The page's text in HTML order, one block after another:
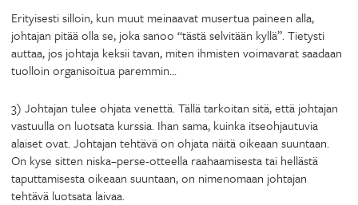
Erityisesti silloin, kun muut meinaavat musertua paineen alla,
johtajan pitää olla se, joka sanoo “tästä selvitään kyllä”. Tietysti
auttaa, jos johtaja keksii tavan, miten ihmisten voimavarat saadaan
tuolloin organisoitua paremmin…
3) Johtajan tulee ohjata venettä. Tällä tarkoitan sitä, että johtajan
vastuulla on luotsata kurssia. Ihan sama, kuinka itseohjautuvia
alaiset ovat. Johtajan tehtävä on ohjata näitä oikeaan suuntaan.
On kyse sitten niska–perse-otteella raahaamisesta tai hellästä
taputtamisesta oikeaan suuntaan, on nimenomaan johtajan
tehtävä luotsata laivaa.